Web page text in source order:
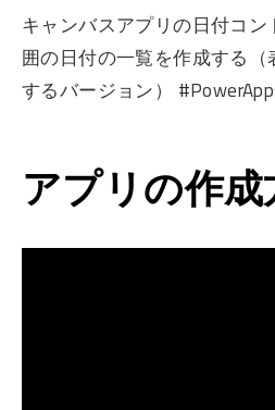
キャンバスアプリの日付コ
囲の日付の一覧を作成する
するバージョン）
アプリの作